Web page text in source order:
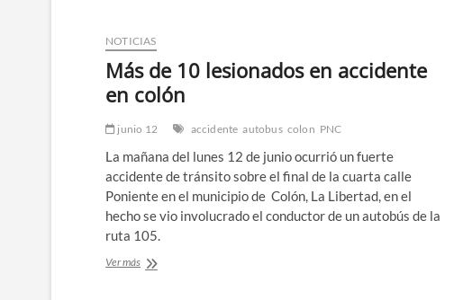
a
una
estudiante
la
de
Guadalupe
NOTICIAS
Más de 10 lesionados en accidente
en colón
junio 12 accidente autobus colon PNC
La mañana del lunes 12 de junio ocurrió un fuerte
accidente de tránsito sobre el final de la cuarta calle
Poniente en el municipio de Colón, La Libertad, en el
hecho se vio involucrado el conductor de un autobús de la
ruta 105.
Ver másMás